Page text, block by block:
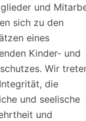
und
sich zu den
eines
Kinder- und
Wir
die
und seelische
und